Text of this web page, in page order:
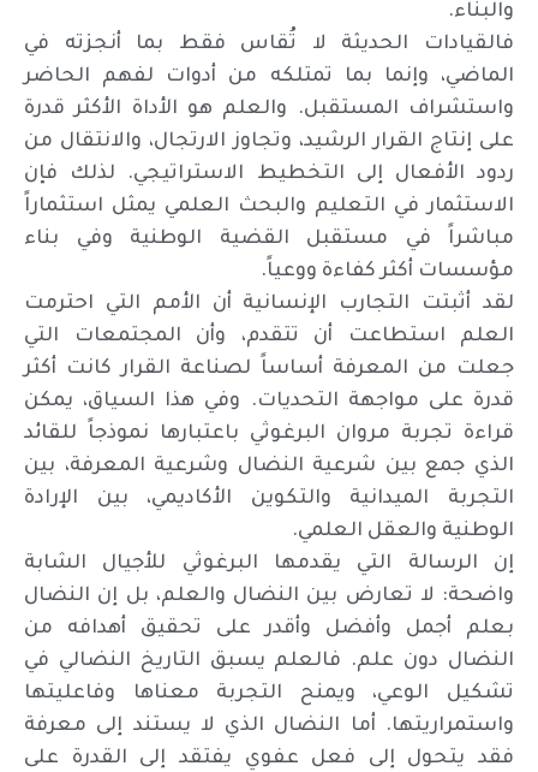
والبناء.
فالقيادات الحديثة لا تُقاس فقط بما أنجزته في
الماضي، وإنما بما تمتلكه من أدوات لفهم الحاضر
واستشراف المستقبل. والعلم هو الأداة الأكثر قدرة
على إنتاج القرار الرشيد، وتجاوز الارتجال، والانتقال من
ردود الأفعال إلى التخطيط الاستراتيجي. لذلك فإن
الاستثمار في التعليم والبحث العلمي يمثل استثماراً
مباشراً في مستقبل القضية الوطنية وفي بناء
مؤسسات أكثر كفاءة ووعياً.
لقد أثبتت التجارب الإنسانية أن الأمم التي احترمت
العلم استطاعت أن تتقدم، وأن المجتمعات التي
جعلت من المعرفة أساساً لصناعة القرار كانت أكثر
قدرة على مواجهة التحديات. وفي هذا السياق، يمكن
قراءة تجربة مروان البرغوثي باعتبارها نموذجاً للقائد
الذي جمع بين شرعية النضال وشرعية المعرفة، بين
التجربة الميدانية والتكوين الأكاديمي، بين الإرادة
الوطنية والعقل العلمي.
إن الرسالة التي يقدمها البرغوثي للأجيال الشابة
واضحة: لا تعارض بين النضال والعلم، بل إن النضال
بعلم أجمل وأفضل وأقدر على تحقيق أهدافه من
النضال دون علم. فالعلم يسبق التاريخ النضالي في
تشكيل الوعي، ويمنح التجربة معناها وفاعليتها
واستمراريتها. أما النضال الذي لا يستند إلى معرفة
فقد يتحول إلى فعل عفوي يفتقد إلى القدرة على